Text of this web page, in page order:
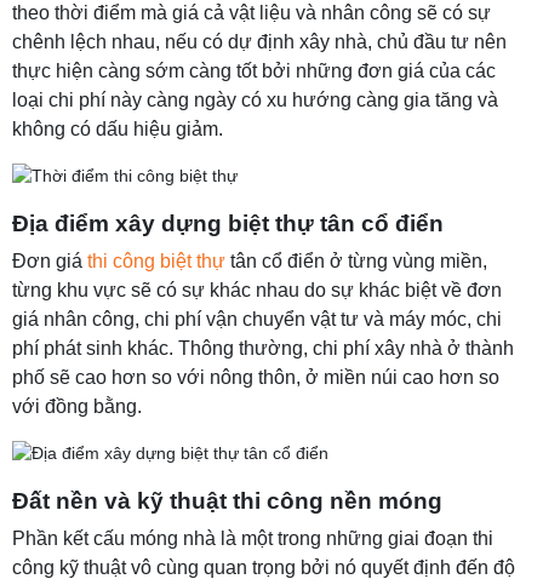
theo thời điểm mà giá cả vật liệu và nhân công sẽ có sự
chênh lệch nhau, nếu có dự định xây nhà, chủ đầu tư nên
thực hiện càng sớm càng tốt bởi những đơn giá của các
loại chi phí này càng ngày có xu hướng càng gia tăng và
không có dấu hiệu giảm.
Địa điểm xây dựng biệt thự tân cổ điển
Đơn giá thi công biệt thự tân cổ điển ở từng vùng miền,
từng khu vực sẽ có sự khác nhau do sự khác biệt về đơn
giá nhân công, chi phí vận chuyển vật tư và máy móc, chi
phí phát sinh khác. Thông thường, chi phí xây nhà ở thành
phố sẽ cao hơn so với nông thôn, ở miền núi cao hơn so
với đồng bằng.
Đất nền và kỹ thuật thi công nền móng
Phần kết cấu móng nhà là một trong những giai đoạn thi
công kỹ thuật vô cùng quan trọng bởi nó quyết định đến độ